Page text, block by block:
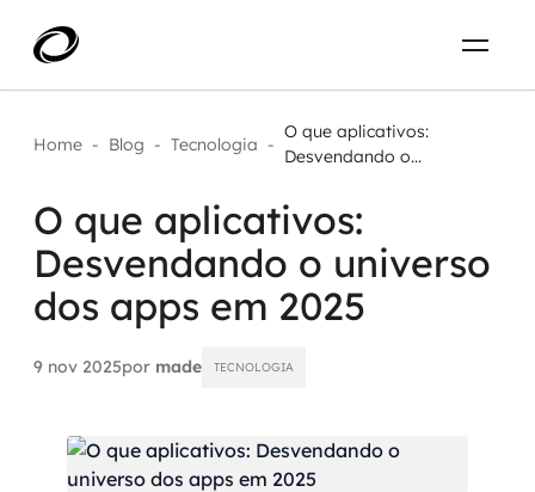
Aplicar IA com impacto real
AI / Machine Learning
IA Generativa
Aceleradores de IA
Projetos
Home - Blog - Tecnologia -
O que aplicativos:
Desvendando o...
O que aplicativos:
Desvendando o universo
dos apps em 2025
9 nov 2025por made TECNOLOGIA